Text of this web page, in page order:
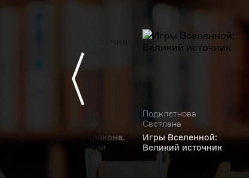
Заноза для дракона.
Академия магии
Подклетнова
Светлана
Игры Вселенной:
Великий источник